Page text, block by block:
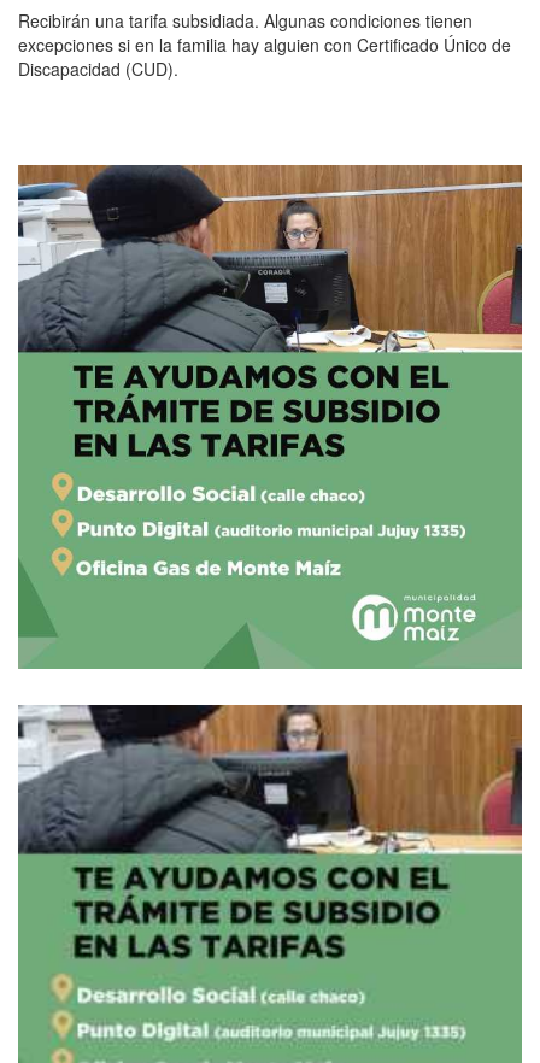
Recibirán una tarifa subsidiada. Algunas condiciones tienen
excepciones si en la familia hay alguien con Certificado Único de
Discapacidad (CUD).